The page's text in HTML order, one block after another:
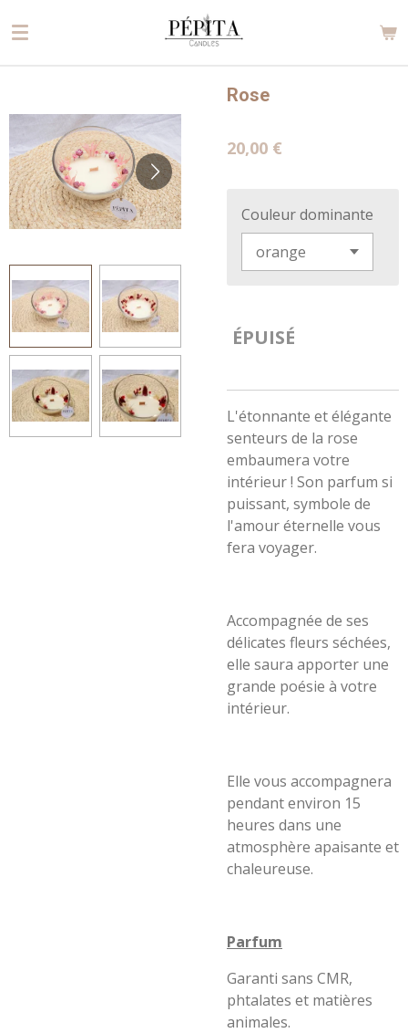
au
Rose
20,00 €
Couleur dominante
ÉPUISÉ
L'étonnante et élégante
senteurs de la rose
embaumera votre
intérieur ! Son parfum si
puissant, symbole de
l'amour éternelle vous
fera voyager.
Accompagnée de ses
délicates fleurs séchées,
elle saura apporter une
grande poésie à votre
intérieur.
Elle vous accompagnera
pendant environ 15
heures dans une
atmosphère apaisante et
chaleureuse.
Parfum
Garanti sans CMR,
phtalates et matières
animales.